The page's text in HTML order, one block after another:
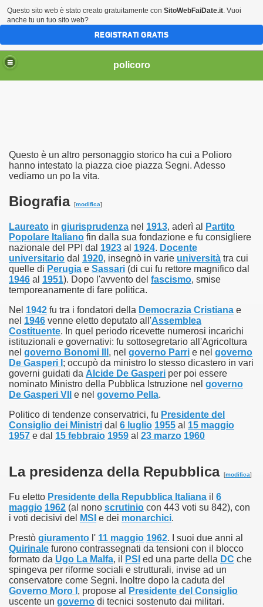
policoro
Questo è un altro personaggio storico ha cui a Polioro
hanno intestato la piazza cioe piazza Segni. Adesso
vediamo un po la vita.
Biografia [modifica]
Laureato in giurisprudenza nel 1913, aderì al
Partito
Popolare Italiano fin dalla sua fondazione e fu consigliere
nazionale del PPI dal 1923 al 1924. Docente
universitario dal 1920, insegnò in varie università tra cui
quelle di Perugia e Sassari (di cui fu rettore magnifico dal
1946 al 1951). Dopo l'avvento del fascismo, smise
temporeanamente di fare politica.
Nel 1942 fu tra i fondatori della Democrazia Cristiana e
nel 1946 venne eletto deputato all'Assemblea
Costituente. In quel periodo ricevette numerosi incarichi
istituzionali e governativi: fu sottosegretario all'Agricoltura
nel governo Bonomi III , nel governo Parri e nel governo
De Gasperi I ; occupò da ministro lo stesso dicastero in vari
governi guidati da Alcide De Gasperi per poi essere
nominato Ministro della Pubblica Istruzione nel governo
De Gasperi VII
e nel governo Pella.
Politico di tendenze conservatrici, fu Presidente del
Consiglio dei Ministri dal 6 luglio 1955 al 15 maggio
1957 e dal 15 febbraio 1959 al 23 marzo 1960
La presidenza della Repubblica [modifica]
Fu eletto Presidente della Repubblica Italiana il 6
maggio 1962 (al nono scrutinio con 443 voti su 842), con
i voti decisivi del
MSI e dei monarchici.
Prestò giuramento l' 11 maggio 1962. I suoi due anni al
Quirinale furono contrassegnati da tensioni con il blocco
formato da Ugo La Malfa, il PSI ed una parte della DC che
spingeva per riforme sociali e strutturali, invise ad un
conservatore come Segni. Inoltre dopo la caduta del
Governo Moro I , propose al
Presidente del Consiglio
uscente un governo di tecnici sostenuto dai militari.
Questo sito web è stato creato gratuitamente con SitoWebFaiDate.it. Vuoi
anche tu un tuo sito web?
REGISTRATI GRATIS